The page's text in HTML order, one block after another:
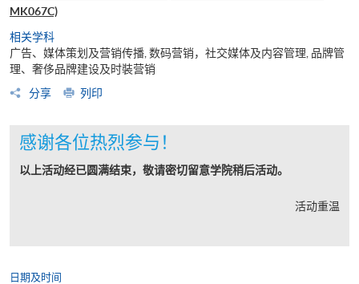
MK067C)
相关学科
广告、媒体策划及营销传播, 数码营销，社交媒体及内容管理, 品牌管
理、奢侈品牌建设及时裝营销
分享
列印
感谢各位热烈参与！
以上活动经已圆满结束，敬请密切留意学院稍后活动。
活动重温
日期及时间